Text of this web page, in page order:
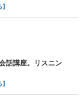
話講座。リスニン